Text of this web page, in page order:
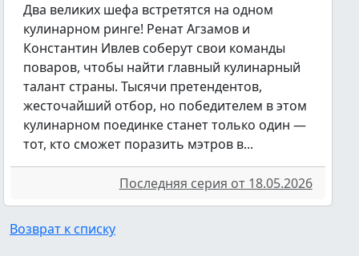
Два великих шефа встретятся на одном
кулинарном ринге! Ренат Агзамов и
Константин Ивлев соберут свои команды
поваров, чтобы найти главный кулинарный
талант страны. Тысячи претендентов,
жесточайший отбор, но победителем в этом
кулинарном поединке станет только один —
тот, кто сможет поразить мэтров в...
Последняя серия от 18.05.2026
Возврат к списку